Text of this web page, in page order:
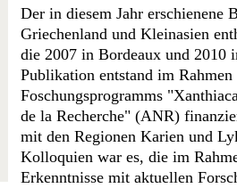
Der in diesem Jahr erschienene
Griechenland und Kleinasien
die 2007 in Bordeaux und 2010
Publikation entstand im Rahmen
Foschungsprogramms
de la Recherche" (ANR)
mit den Regionen Karien und
Kolloquien war es, die im
Erkenntnisse mit aktuellen